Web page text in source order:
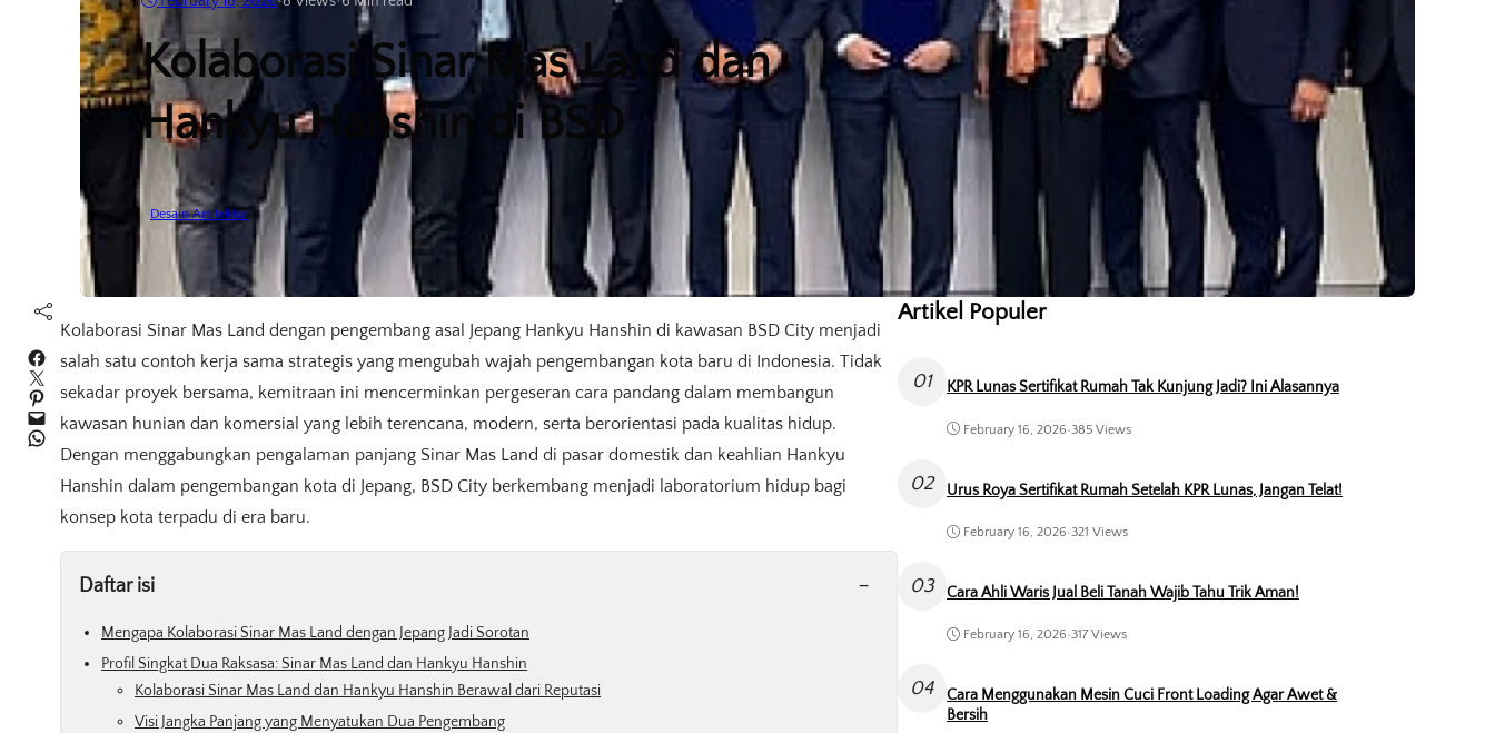
Kolaborasi Sinar Mas Land dan
Hankyu Hanshin di BSD
Desain Arsitektur
Facebook
Twitter
Pinterest
Mail
WhatsApp
Kolaborasi Sinar Mas Land dengan pengembang asal Jepang Hankyu Hanshin di kawasan BSD City menjadi
salah satu contoh kerja sama strategis yang mengubah wajah pengembangan kota baru di Indonesia. Tidak
sekadar proyek bersama, kemitraan ini mencerminkan pergeseran cara pandang dalam membangun
kawasan hunian dan komersial yang lebih terencana, modern, serta berorientasi pada kualitas hidup.
Dengan menggabungkan pengalaman panjang Sinar Mas Land di pasar domestik dan keahlian Hankyu
Hanshin dalam pengembangan kota di Jepang, BSD City berkembang menjadi laboratorium hidup bagi
konsep kota terpadu di era baru.
Daftar isi -
Mengapa Kolaborasi Sinar Mas Land dengan Jepang Jadi Sorotan
Profil Singkat Dua Raksasa: Sinar Mas Land dan Hankyu Hanshin
Kolaborasi Sinar Mas Land dan Hankyu Hanshin Berawal dari Reputasi
Visi Jangka Panjang yang Menyatukan Dua Pengembang
Artikel Populer
01 KPR Lunas Sertifikat Rumah Tak Kunjung Jadi? Ini Alasannya
February 16, 2026•385 Views
02 Urus Roya Sertifikat Rumah Setelah KPR Lunas, Jangan Telat!
February 16, 2026•321 Views
03 Cara Ahli Waris Jual Beli Tanah Wajib Tahu Trik Aman!
February 16, 2026•317 Views
04
Cara Menggunakan Mesin Cuci Front Loading Agar Awet &
Bersih